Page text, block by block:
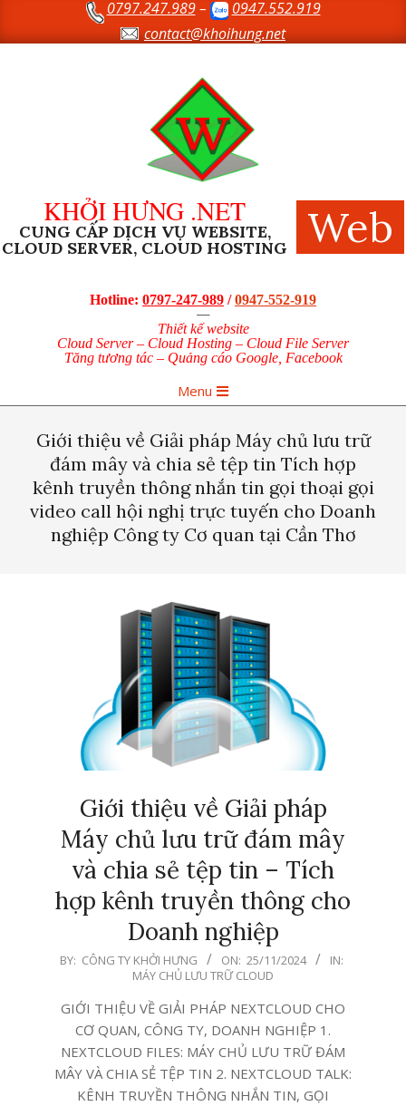
0797.247.989–
0947.552.919
contact@khoihung.net
KHỞI HƯNG .NET
CUNG CẤP DỊCH VỤ WEBSITE,
CLOUD SERVER, CLOUD HOSTING Web
Hotline: 0797-247-989 /0947-552-919
—
Thiết kế website
Cloud Server – Cloud Hosting – Cloud File Server
Tăng tương tác – Quảng cáo Google, Facebook
Navigation
Menu
Giới thiệu về Giải pháp Máy chủ lưu trữ
đám mây và chia sẻ tệp tin Tích hợp
kênh truyền thông nhắn tin gọi thoại gọi
video call hội nghị trực tuyến cho Doanh
nghiệp Công ty Cơ quan tại Cần Thơ
Giới thiệu về Giải pháp
Máy chủ lưu trữ đám mây
và chia sẻ tệp tin – Tích
hợp kênh truyền thông cho
Doanh nghiệp
2024-
25
BY: CÔNG TY KHỞI HƯNG ON: 25/11/2024
IN:
MÁY CHỦ LƯU TRỮ CLOUD
GIỚI THIỆU VỀ GIẢI PHÁP NEXTCLOUD CHO
CƠ QUAN, CÔNG TY, DOANH NGHIỆP 1.
NEXTCLOUD FILES: MÁY CHỦ LƯU TRỮ ĐÁM
MÂY VÀ CHIA SẺ TỆP TIN 2. NEXTCLOUD TALK:
KÊNH TRUYỀN THÔNG NHẮN TIN, GỌI